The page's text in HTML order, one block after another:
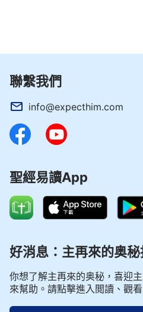
聯繫我們
info@expecthim.com
聖經易讀App
好消息：主再來的奥秘
你想了解主再來的奥秘，喜迎
來幫助。請點擊進入閲讀、觀看